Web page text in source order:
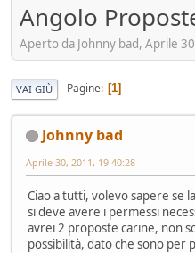
Angolo
Aperto da Johnny bad, Aprile
VAI GIÙ Pagine 1
Johnny bad
Aprile 30, 2011, 19:40:28
Ciao a tutti, volevo sapere se
si deve avere i permessi
avrei 2 proposte carine, non
possibilità, dato che sono per